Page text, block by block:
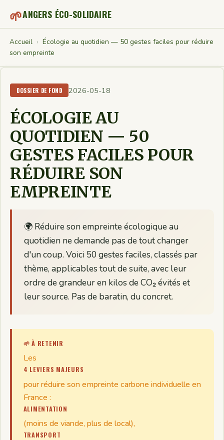
🌱ANGERS ÉCO-SOLIDAIRE
Accueil › Écologie au quotidien — 50 gestes faciles pour réduire
son empreinte
DOSSIER DE FOND 2026-05-18
ÉCOLOGIE AU
QUOTIDIEN — 50
GESTES FACILES POUR
RÉDUIRE SON
EMPREINTE
🌍 Réduire son empreinte écologique au
quotidien ne demande pas de tout changer
d'un coup. Voici 50 gestes faciles, classés par
thème, applicables tout de suite, avec leur
ordre de grandeur en kilos de CO₂ évités et
leur source. Pas de baratin, du concret.
🌱 À RETENIR
Les
4 LEVIERS MAJEURS
pour réduire son empreinte carbone individuelle en
France :
ALIMENTATION
(moins de viande, plus de local),
TRANSPORT